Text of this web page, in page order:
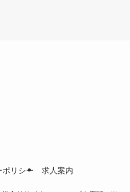
ポリシー 求人案内